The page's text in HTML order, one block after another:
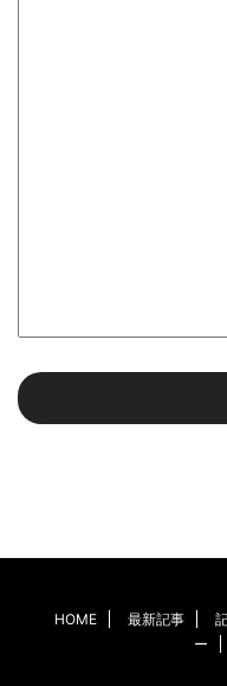
HOME 最新記事
ー